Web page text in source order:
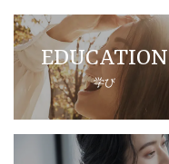
EDUCATION
学び